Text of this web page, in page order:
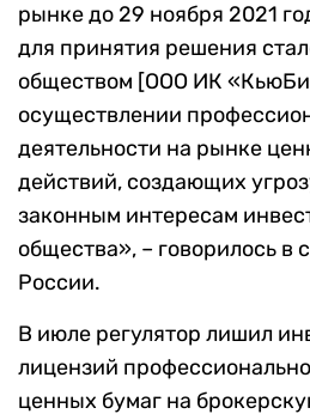
рынке до 29 ноября 2021
для принятия решения
обществом [ООО ИК
осуществлении
деятельности на рынке
действий, создающих
законным интересам
общества», – говорилось в
России.
В июле регулятор лишил
лицензий
ценных бумаг на